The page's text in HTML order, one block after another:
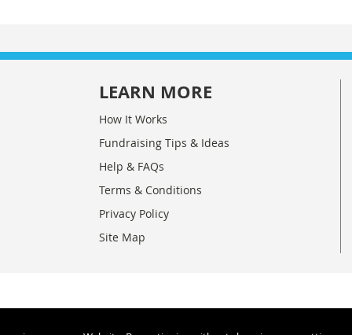
LEARN MORE
How It Works
Fundraising Tips & Ideas
Help & FAQs
Terms & Conditions
Privacy Policy
Site Map